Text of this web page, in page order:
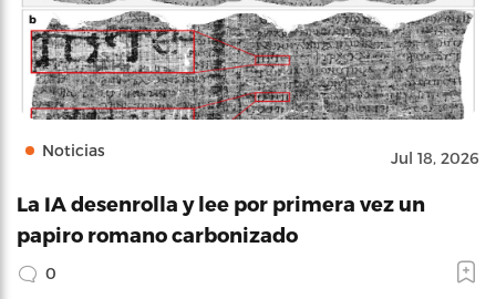
Noticias Jul 18, 2026
La IA desenrolla y lee por primera vez un
papiro romano carbonizado
0